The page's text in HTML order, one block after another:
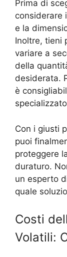
Prima di
considerare
e la
Inoltre, tieni
variare a
della
desiderata.
è
Con i giusti
puoi
proteggere
duraturo.
un esperto
quale
Costi
Volatili: